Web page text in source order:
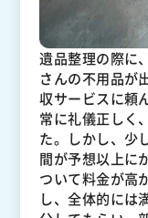
遺品整理の際に
さんの不用品が
収サービスに頼
常に礼儀正しく
た。しかし、少
間が予想以上に
ついて料金が高
し、全体的には